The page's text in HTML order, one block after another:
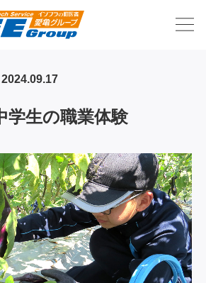
2024.09.17
学生の職業体験